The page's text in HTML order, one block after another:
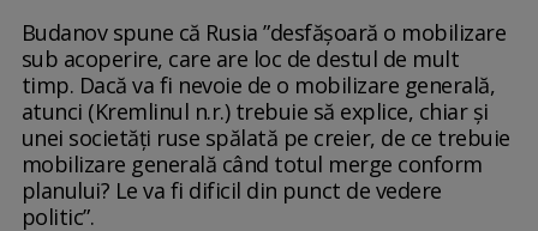
Budanov spune că Rusia ”desfășoară o mobilizare
sub acoperire, care are loc de destul de mult
timp. Dacă va fi nevoie de o mobilizare generală,
atunci (Kremlinul n.r.) trebuie să explice, chiar și
unei societăți ruse spălată pe creier, de ce trebuie
mobilizare generală când totul merge conform
planului? Le va fi dificil din punct de vedere
politic”.